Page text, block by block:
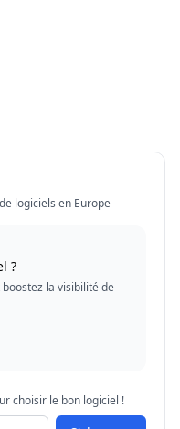
logiciels en Europe
?
la visibilité de
choisir le bon logiciel !